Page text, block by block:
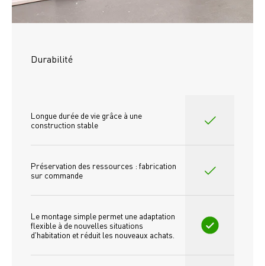
Durabilité
Longue durée de vie grâce à une
construction stable
Préservation des ressources : fabrication
sur commande
Le montage simple permet une adaptation
flexible à de nouvelles situations
d'habitation et réduit les nouveaux achats.